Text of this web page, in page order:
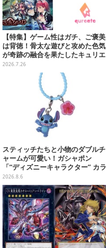
【特集】ゲーム性はガチ、ご褒美
は背徳！骨太な遊びと攻めた色気
が奇跡の融合を果たしたキュリエ
イトのおすすめ3選がどれも最高
2026.7.26
スティッチたちと小物のダブルチ
ャームが可愛い！ガシャポン
「“ディズニーキャラクター” カラ
フルマルチチャーム」が発売
2026.8.6